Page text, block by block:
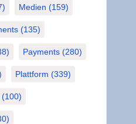
Medien (159)
(135)
Payments(280)
Plattform (339)
(100)